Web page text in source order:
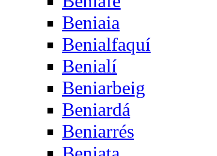
Beniaia
Benialfaquí
Benialí
Beniarbeig
Beniardá
Beniarrés